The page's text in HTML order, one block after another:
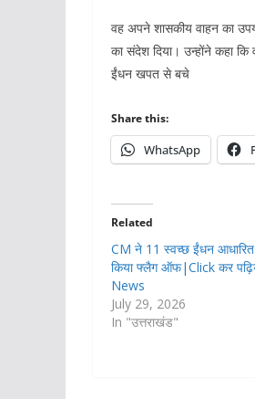
वह अपने शासकीय वाहन का
का संदेश दिया। उन्होंने कहा कि
ईंधन खपत से बचे
Share this:
WhatsApp
Related
CM ने 11 स्वच्छ ईंधन आधारित
किया फ्लैग ऑफ|Click कर
News
July 29, 2026
In "उत्तराखंड"